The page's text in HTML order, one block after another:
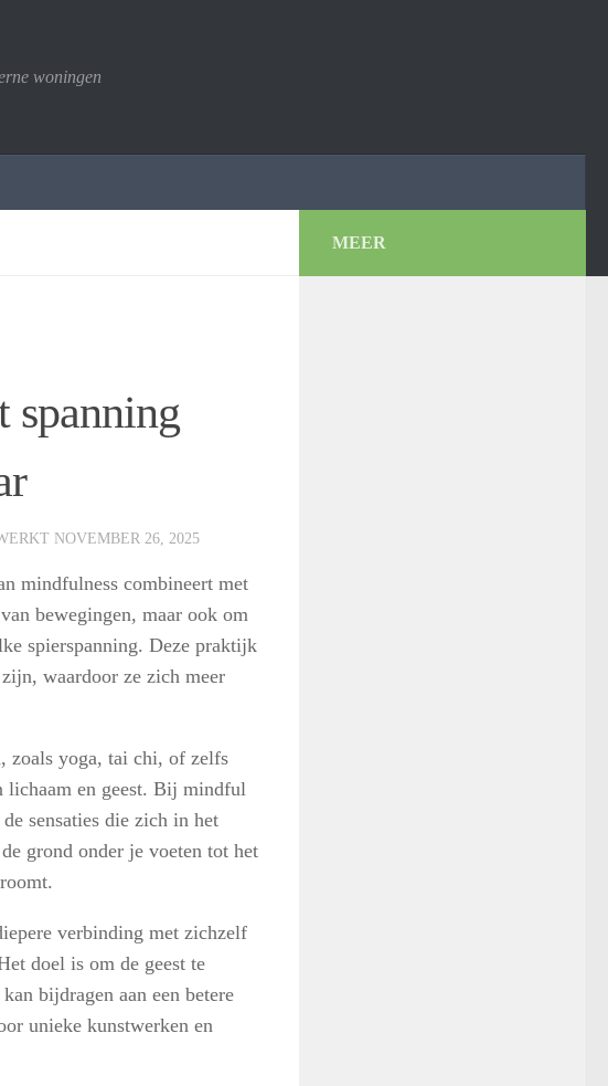
woningen
spanning
NOVEMBER 26, 2025
mindfulness combineert met
bewegingen, maar ook om
spierspanning. Deze praktijk
waardoor ze zich meer
zoals yoga, tai chi, of zelfs
lichaam en geest. Bij mindful
sensaties die zich in het
grond onder je voeten tot het
verbinding met zichzelf
doel is om de geest te
bijdragen aan een betere
unieke kunstwerken en
MEER